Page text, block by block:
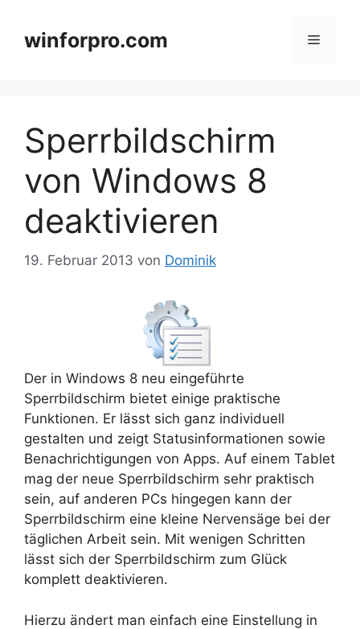
springenwinforpro.com Menü
Sperrbildschirm
von Windows 8
deaktivieren
19. Februar 2013 von Dominik
Der in Windows 8 neu eingeführte
Sperrbildschirm bietet einige praktische
Funktionen. Er lässt sich ganz individuell
gestalten und zeigt Statusinformationen sowie
Benachrichtigungen von Apps. Auf einem Tablet
mag der neue Sperrbildschirm sehr praktisch
sein, auf anderen PCs hingegen kann der
Sperrbildschirm eine kleine Nervensäge bei der
täglichen Arbeit sein. Mit wenigen Schritten
lässt sich der Sperrbildschirm zum Glück
komplett deaktivieren.
Hierzu ändert man einfach eine Einstellung in